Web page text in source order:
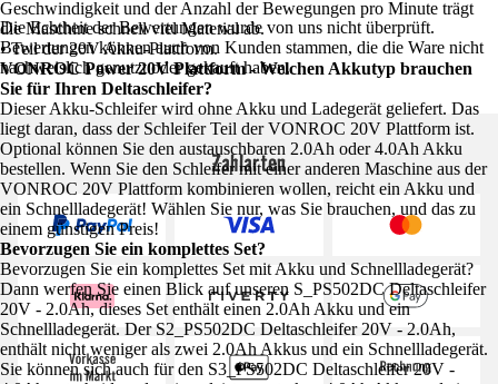
Geschwindigkeit und der Anzahl der Bewegungen pro Minute trägt
die Maschine schnell viel Material ab.
• Teil der 20V Akku-Plattform.
VONROC Power 20V Plattform - Welchen Akkutyp brauchen
Sie für Ihren Deltaschleifer?
Dieser Akku-Schleifer wird ohne Akku und Ladegerät geliefert. Das
liegt daran, dass der Schleifer Teil der VONROC 20V Plattform ist.
Optional können Sie den austauschbaren 2.0Ah oder 4.0Ah Akku
bestellen. Wenn Sie den Schleifer mit einer anderen Maschine aus der
VONROC 20V Plattform kombinieren wollen, reicht ein Akku und
ein Schnellladegerät! Wählen Sie nur, was Sie brauchen, und das zu
einem günstigen Preis!
Bevorzugen Sie ein komplettes Set?
Bevorzugen Sie ein komplettes Set mit Akku und Schnellladegerät?
Dann werfen Sie einen Blick auf unseren S_PS502DC Deltaschleifer
20V - 2.0Ah, dieses Set enthält einen 2.0Ah Akku und ein
Schnellladegerät. Der S2_PS502DC Deltaschleifer 20V - 2.0Ah,
enthält nicht weniger als zwei 2.0Ah Akkus und ein Schnellladegerät.
Sie können sich auch für den S3_PS502DC Deltaschleifer 20V -
Die Echtheit der Bewertungen wurde von uns nicht überprüft.
Bewertungen können auch von Kunden stammen, die die Ware nicht
nachweislich genutzt oder gekauft haben.
Zahlarten